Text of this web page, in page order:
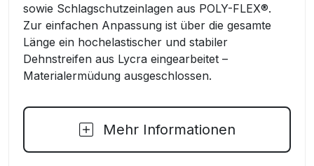
sowie Schlagschutzeinlagen aus POLY-FLEX®.
Zur einfachen Anpassung ist über die gesamte
Länge ein hochelastischer und stabiler
Dehnstreifen aus Lycra eingearbeitet –
Materialermüdung ausgeschlossen.
Mehr Informationen